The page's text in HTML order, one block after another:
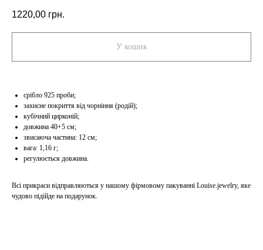
1220,00 грн.
У кошик
срібло 925 проби;
захисне покриття від чорніння (родій);
кубічний цирконій;
довжина 40+5 см;
звисаюча частина: 12 см;
вага: 1,16 г;
регулюється довжина.
Всі прикраси відправляються у нашому фірмовому пакуванні Louise.jewelry, яке
чудово підійде на подарунок.